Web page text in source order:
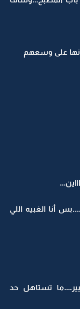
على وسعهم
أنا الغبيه اللي
تستاهل حد